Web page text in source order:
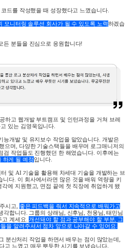
드를 작성했을 때 성장했다고 느꼈습니다.
모니터링 솔루션 회사가 될 수 있도록 노력하겠습
든 분들을 진심으로 응원합니다!
하고 웹개발 부트캠프 및 인턴과정을 거쳐 브레
있는 김영욱입니다.
능개발 및 유지보수 작업을 맡았습니다. 개발은
으며, 다양한 기술스택들을 배우며 로그매니저의
검 작업들도 진행했던 한 해였습니다. 이후에는
하게 될 예정입니다.
및 AI 기술을 활용해 차세대 기술을 개발하는 브
다. 이 회사에서라면 많은 것을 배워 역량을 키
각에 지원했고, 면접 끝에 첫 직장에 취업하게 됐
시고, 좋은 피드백을 줘서 지속적으로 배워가고
각합니다. 그룹의 상래님, 신후님, 천웅님,태민님
고 계세요. 개선돼야 할 점과 공부해야 할 부분,그
을 알려주셔서 점차 앞으로 나아갈 수 있어요.
분산처리 작업을 하면서 배우는 점이 많았는데,
고 느꼈고 매우 뿌듯한 시기를 보냈습니다.